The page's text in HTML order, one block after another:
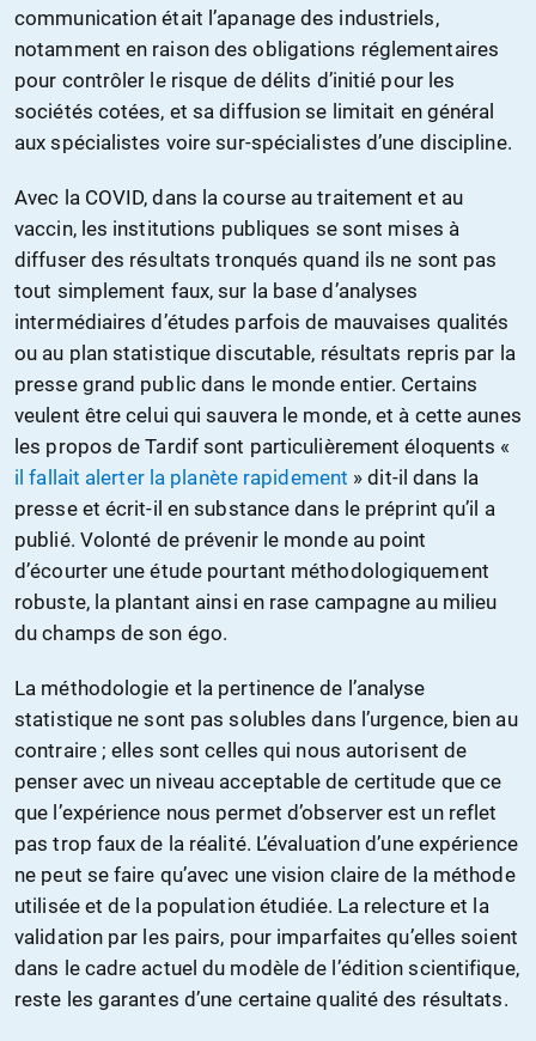
communication était l’apanage des industriels,
notamment en raison des obligations réglementaires
pour contrôler le risque de délits d’initié pour les
sociétés cotées, et sa diffusion se limitait en général
aux spécialistes voire sur-spécialistes d’une discipline.
Avec la COVID, dans la course au traitement et au
vaccin, les institutions publiques se sont mises à
diffuser des résultats tronqués quand ils ne sont pas
tout simplement faux, sur la base d’analyses
intermédiaires d’études parfois de mauvaises qualités
ou au plan statistique discutable, résultats repris par la
presse grand public dans le monde entier. Certains
veulent être celui qui sauvera le monde, et à cette aunes
les propos de Tardif sont particulièrement éloquents «
il fallait alerter la planète rapidement » dit-il dans la
presse et écrit-il en substance dans le préprint qu’il a
publié. Volonté de prévenir le monde au point
d’écourter une étude pourtant méthodologiquement
robuste, la plantant ainsi en rase campagne au milieu
du champs de son égo.
La méthodologie et la pertinence de l’analyse
statistique ne sont pas solubles dans l’urgence, bien au
contraire ; elles sont celles qui nous autorisent de
penser avec un niveau acceptable de certitude que ce
que l’expérience nous permet d’observer est un reflet
pas trop faux de la réalité. L’évaluation d’une expérience
ne peut se faire qu’avec une vision claire de la méthode
utilisée et de la population étudiée. La relecture et la
validation par les pairs, pour imparfaites qu’elles soient
dans le cadre actuel du modèle de l’édition scientifique,
reste les garantes d’une certaine qualité des résultats.